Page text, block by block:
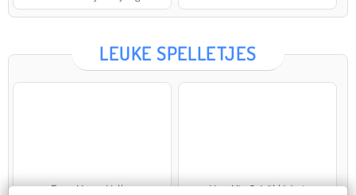
LEUKE SPELLETJES
Farm Merge Valley VegaMix 2: Wild West